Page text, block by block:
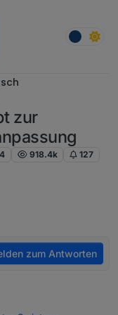
zur
918.4k 127
zum Antworten